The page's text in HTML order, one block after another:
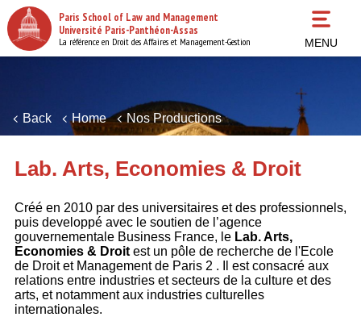
Skip
to
main
content
Paris School of Law and Management
Université Paris-Panthéon-Assas
La référence en Droit des Affaires et Management-Gestion MENU
Back Home Nos Productions
Lab. Arts, Economies & Droit
Créé en 2010 par des universitaires et des professionnels,
puis developpé avec le soutien de l’agence
gouvernementale Business France, le Lab. Arts,
Economies & Droit est un pôle de recherche de l'Ecole
de Droit et Management de Paris 2 . Il est consacré aux
relations entre industries et secteurs de la culture et des
arts, et notamment aux industries culturelles
internationales.